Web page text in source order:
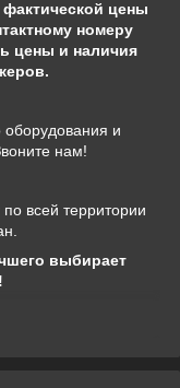
фактической цены
номеру
цены и наличия
оборудования и
нам!
всей территории
выбирает